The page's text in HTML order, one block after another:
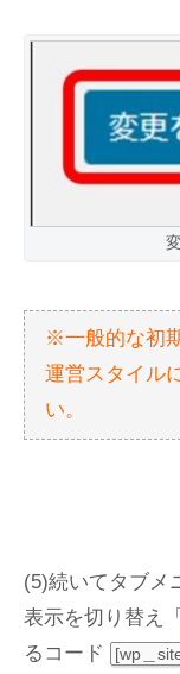
※一般的な初
運営スタイル
い。
(5)続いてタブメ
表示を切り替え「
るコード
[wp＿